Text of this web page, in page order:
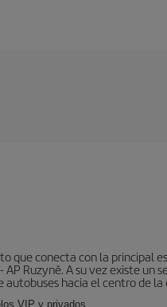
que conecta con la principal
Ruzyně. A su vez existe un
hacia el centro de la
VIP y privados